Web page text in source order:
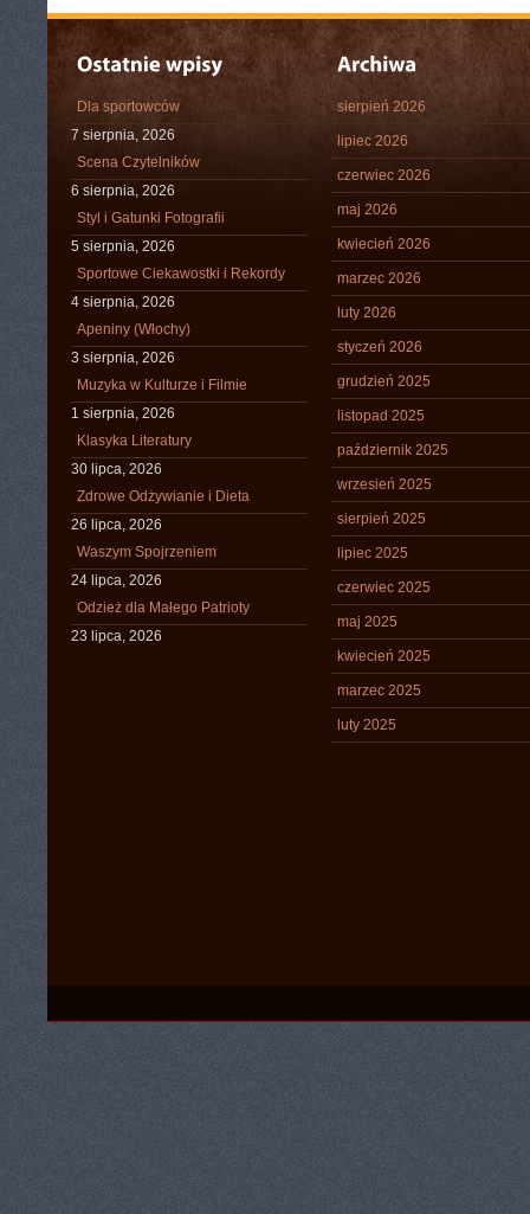
Dla sportowców
7 sierpnia, 2026
Scena Czytelników
6 sierpnia, 2026
Styl i Gatunki Fotografii
5 sierpnia, 2026
Sportowe Ciekawostki i Rekordy
4 sierpnia, 2026
Apeniny (Włochy)
3 sierpnia, 2026
Muzyka w Kulturze i Filmie
1 sierpnia, 2026
Klasyka Literatury
30 lipca, 2026
Zdrowe Odżywianie i Dieta
26 lipca, 2026
Waszym Spojrzeniem
24 lipca, 2026
Odzież dla Małego Patrioty
23 lipca, 2026
sierpień 2026
lipiec 2026
czerwiec 2026
maj 2026
kwiecień 2026
marzec 2026
luty 2026
styczeń 2026
grudzień 2025
listopad 2025
październik 2025
wrzesień 2025
sierpień 2025
lipiec 2025
czerwiec 2025
maj 2025
kwiecień 2025
marzec 2025
luty 2025